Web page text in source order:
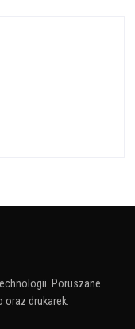
Poruszane
drukarek.